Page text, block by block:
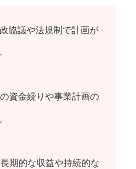
協議や法規制で計画が
資金繰りや事業計画の
期的な収益や持続的な